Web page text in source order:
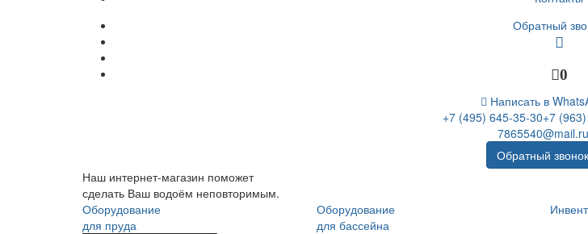
Обратный
0
Написать в
+7 (495) 645-35-30+7
7865540@mail.ru
Обратный звонок
Наш интернет-магазин поможет
сделать Ваш водоём неповторимым.
Оборудование
для пруда
Оборудование
для бассейна